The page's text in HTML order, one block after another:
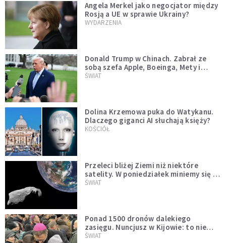
Angela Merkel jako negocjator między
Rosją a UE w sprawie Ukrainy?
WYDARZENIA
Donald Trump w Chinach. Zabrał ze
sobą szefa Apple, Boeinga, Mety i
Muska
ŚWIAT
Dolina Krzemowa puka do Watykanu.
Dlaczego giganci AI słuchają księży?
KOŚCIÓŁ
Przeleci bliżej Ziemi niż niektóre
satelity. W poniedziałek miniemy się z
asteroidą, która poprzedzi znacznie
ŚWIAT
Ponad 1500 dronów dalekiego
zasięgu. Nuncjusz w Kijowie: to nie
wygląda na wolę zakończenia wojny
ŚWIAT